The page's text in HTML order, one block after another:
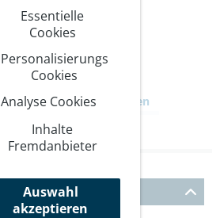
Ihre Reise
Leistungen
Kommentare
Essentielle
Cookies
Personalisierungs
Cookies
Analyse Cookies
Inhalte
Fremdanbieter
Auswahl
akzeptieren